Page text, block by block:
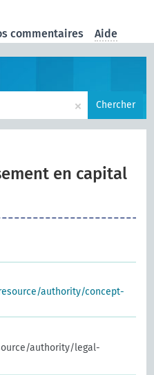
commentaires Aide
× Chercher
en capital
authority/concept-
authority/legal-